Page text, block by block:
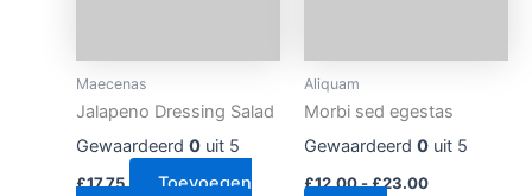
Maecenas
Jalapeno Dressing Salad
Gewaardeerd 0uit 5
£17.75
Toevoegen
Aliquam
Morbi sed egestas
Gewaardeerd 0uit 5
£12.00-£23.00
op
de